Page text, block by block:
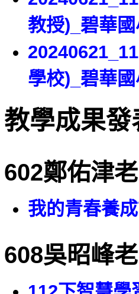
教授)_碧華
學校)_碧華
教學成果發
602鄭佑津
我的青春養
608吳昭峰